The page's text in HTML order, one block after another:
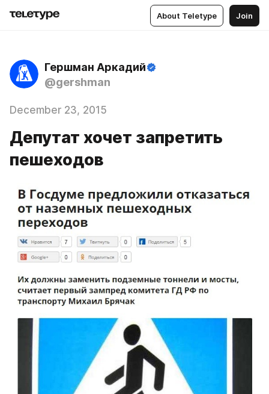
About Teletype Join
Гершман Аркадий
@gershman
December 23, 2015
Депутат хочет запретить
пешеходов